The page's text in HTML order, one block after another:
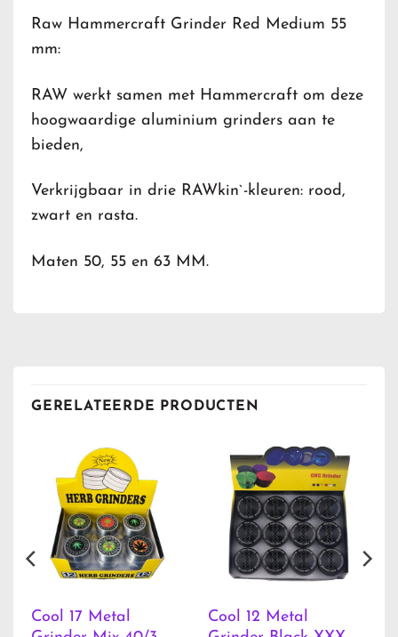
Raw Hammercraft Grinder Red Medium 55
mm:
RAW werkt samen met Hammercraft om deze
hoogwaardige aluminium grinders aan te
bieden,
Verkrijgbaar in drie RAWkin`-kleuren: rood,
zwart en rasta.
Maten 50, 55 en 63 MM.
GERELATEERDE PRODUCTEN
Cool 17 Metal
Cool 12 Metal